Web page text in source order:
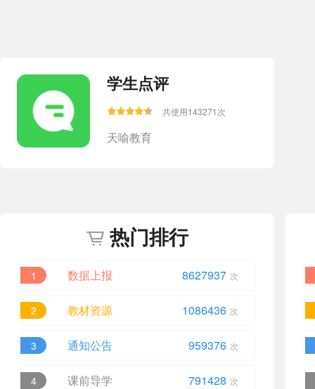
学生点评
共使用143271次
天喻教育
热门排行
1 数据上报 8627937 次
2 教材资源 1086436 次
3 通知公告 959376 次
4 课前导学 791428 次